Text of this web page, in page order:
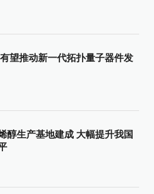
望推动新一代拓扑量子器件发
醇生产基地建成 大幅提升我国